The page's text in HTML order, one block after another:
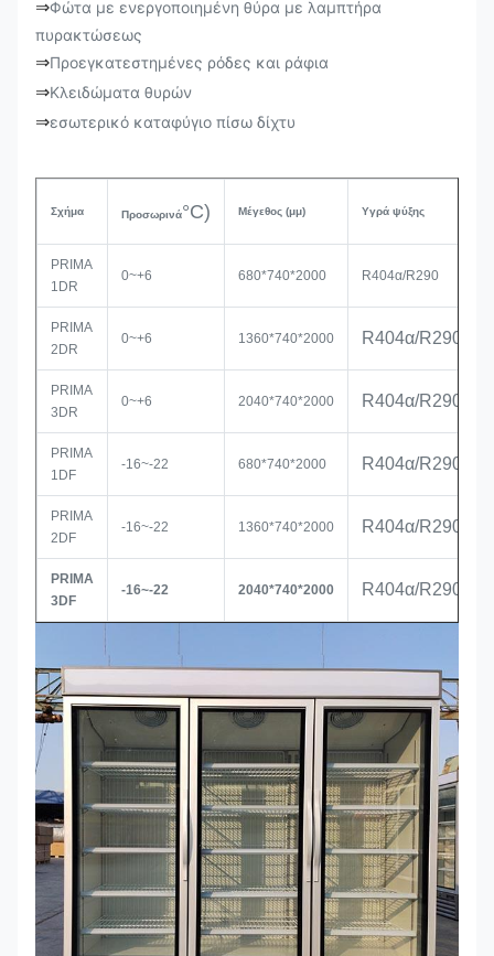
⇒Φώτα με ενεργοποιημένη θύρα με λαμπτήρα
πυρακτώσεως
⇒Προεγκατεστημένες ρόδες και ράφια
⇒Κλειδώματα θυρών
⇒εσωτερικό καταφύγιο πίσω δίχτυ
Σχήμα Προσωρινά°C) Μέγεθος (μμ) Υγρά ψύξης
PRIMA
1DR
0~+6 680*740*2000 R404α/R290
PRIMA
2DR
0~+6 1360*740*2000 R404α/R290
PRIMA
3DR
0~+6 2040*740*2000 R404α/R290
PRIMA
1DF
-16~-22 680*740*2000 R404α/R290
PRIMA
2DF
-16~-22 1360*740*2000 R404α/R290
PRIMA
3DF
-16~-22 2040*740*2000 R404α/R290